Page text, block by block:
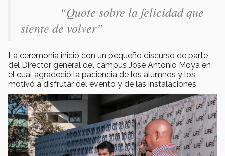
“Quote sobre la felicidad que
siente de volver”
La ceremonia inició con un pequeño discurso de parte
del Director general del campus José Antonio Moya en
el cual agradeció la paciencia de los alumnos y los
motivó a disfrutar del evento y de las instalaciones.